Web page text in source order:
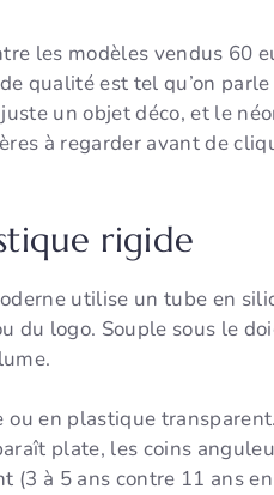
les modèles vendus 60
qualité est tel qu’on
un objet déco, et le
à regarder avant de
rigide
utilise un tube en
du logo. Souple sous le
ou en plastique
plate, les coins
(3 à 5 ans contre 11 ans